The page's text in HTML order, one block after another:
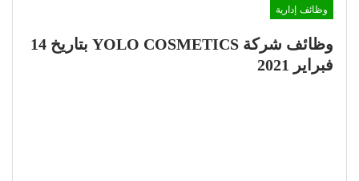
وظائف إدارية
وظائف شركة YOLO COSMETICS بتاريخ 14
فبراير 2021